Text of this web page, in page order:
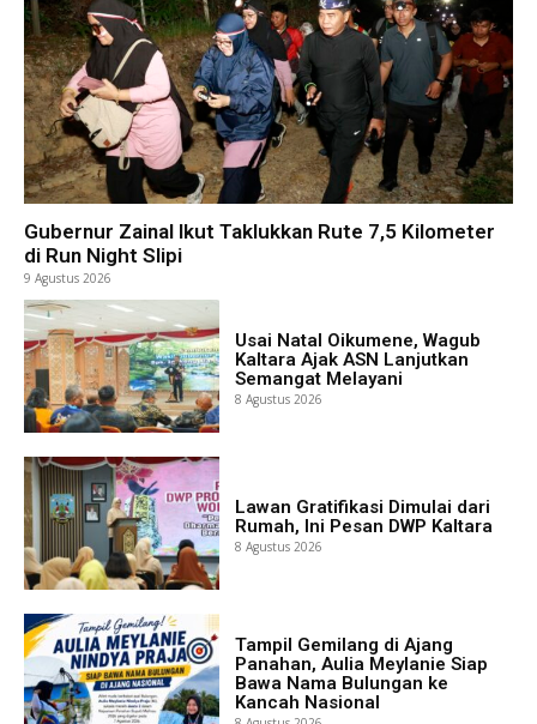
Gubernur Zainal Ikut Taklukkan Rute 7,5 Kilometer
di Run Night Slipi
9 Agustus 2026
Usai Natal Oikumene, Wagub
Kaltara Ajak ASN Lanjutkan
Semangat Melayani
8 Agustus 2026
Lawan Gratifikasi Dimulai dari
Rumah, Ini Pesan DWP Kaltara
8 Agustus 2026
Tampil Gemilang di Ajang
Panahan, Aulia Meylanie Siap
Bawa Nama Bulungan ke
Kancah Nasional